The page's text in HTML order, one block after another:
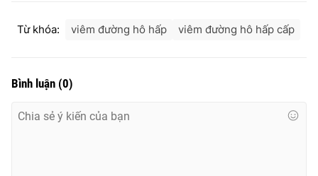
Từ khóa: viêm đường hô hấp viêm đường hô hấp cấp
Bình luận (0)